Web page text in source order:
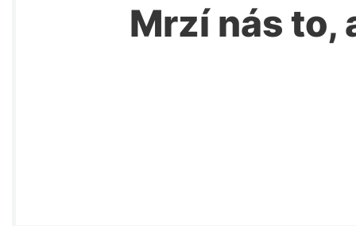
Mrzí nás to,